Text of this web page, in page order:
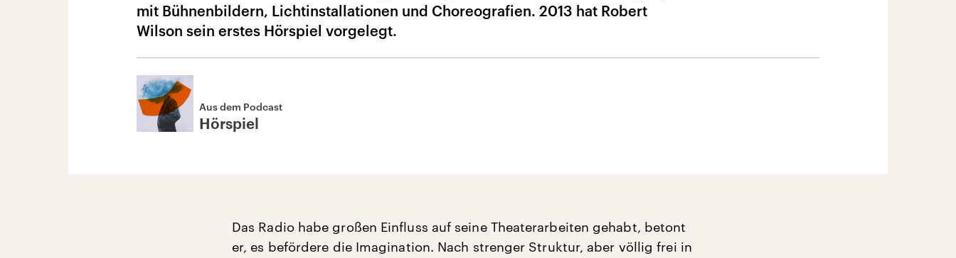
mit Bühnenbildern, Lichtinstallationen und Choreografien. 2013 hat Robert
Wilson sein erstes Hörspiel vorgelegt.
Aus dem Podcast
Hörspiel
Das Radio habe großen Einfluss auf seine Theaterarbeiten gehabt, betont
er, es befördere die Imagination. Nach strenger Struktur, aber völlig frei in